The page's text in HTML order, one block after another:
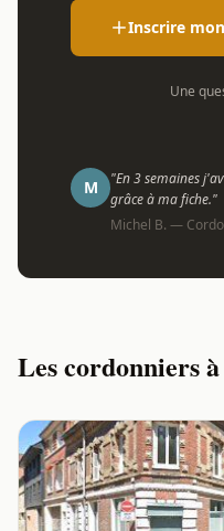
Inscrire
Une
M
"En 3 semaines
grâce à ma fiche."
Michel B. —
Les cordonniers